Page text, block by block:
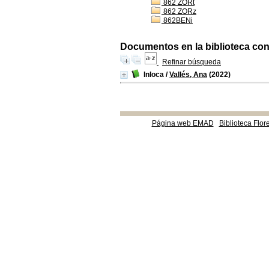
862 ZORt
862 ZORz
862BENi
Documentos en la biblioteca
Refinar búsqueda
Inloca /Vallés, Ana (2022)
Página web EMAD Biblioteca